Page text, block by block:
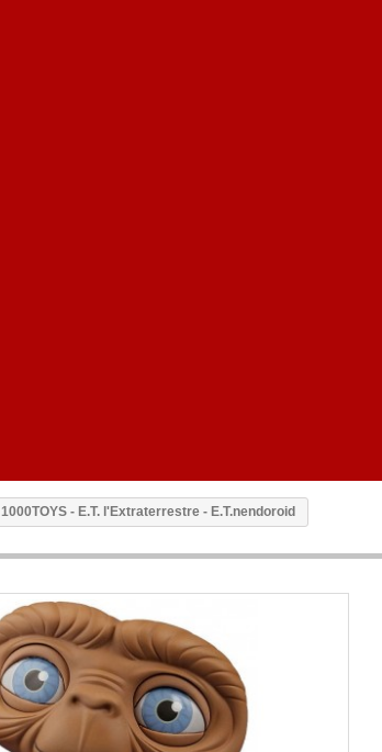
1000TOYS - E.T. l'Extraterrestre - E.T.nendoroid